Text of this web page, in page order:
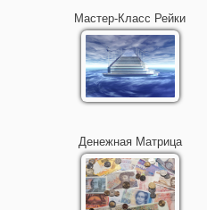
Мастер-Класс Рейки
Денежная Матрица